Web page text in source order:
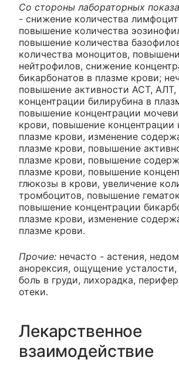
Со стороны лабораторных
- снижение количества
повышение количества
повышение количества
количества моноцитов,
нейтрофилов, снижение
бикарбонатов в плазме крови;
повышение активности АСТ,
концентрации билирубина в
повышение концентрации
крови, повышение концентрации
плазме крови, изменение
плазме крови, повышение
плазме крови, повышение
плазме крови, повышение
глюкозы в крови, увеличение
тромбоцитов, повышение
повышение концентрации
плазме крови, изменение
плазме крови.
Прочие: нечасто - астения,
анорексия, ощущение усталости,
боль в груди, лихорадка,
отеки.
Лекарственное
взаимодействие